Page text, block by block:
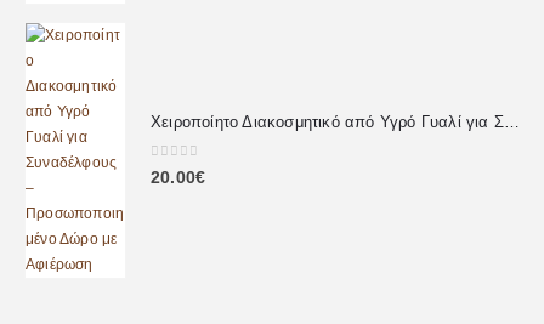
Χειροποίητο Διακοσμητικό από Υγρό Γυαλί για Συναδέλφους – Προσωποποιημένο Δώρο με Αφιέρωση
0out of 5
20.00€